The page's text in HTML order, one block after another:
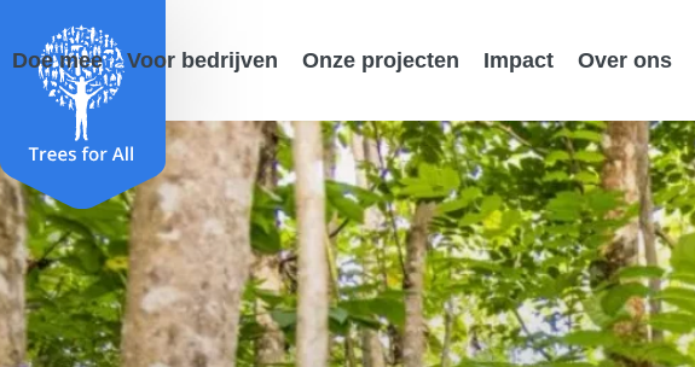
Doe mee Voor bedrijven Onze projecten Impact Over ons